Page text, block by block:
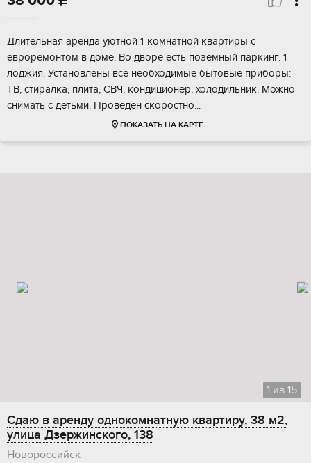
Длительная аренда уютной 1-комнатной квартиры с
евроремонтом в доме. Во дворе есть поземный паркинг. 1
лоджия. Установлены все необходимые бытовые приборы:
ТВ, стиралка, плита, СВЧ, кондиционер, холодильник. Можно
снимать с детьми. Проведен скоростно...
ПОКАЗАТЬ НА КАРТЕ
1 из 15
Сдаю в аренду однокомнатную квартиру, 38 м2,
улица Дзержинского, 138
Новороссийск